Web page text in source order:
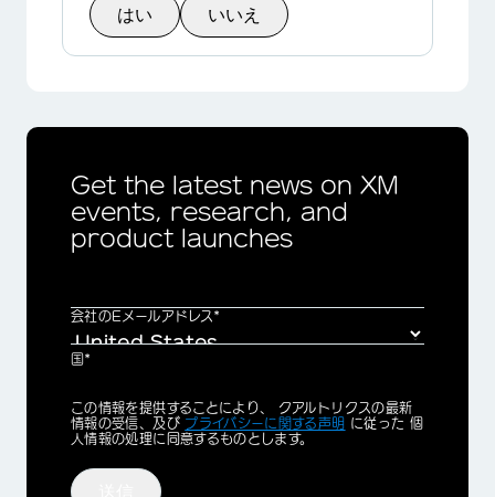
はい いいえ
Get the latest news on XM
events, research, and
product launches
会社のEメールアドレス*
国*
Privacy
Optin
この情報を提供することにより、 クアルトリクスの最新
情報の受信、及び プライバシーに関する声明 に従った 個
人情報の処理に同意するものとします。